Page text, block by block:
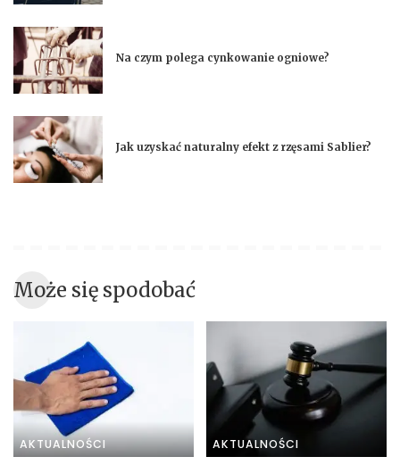
Na czym polega cynkowanie ogniowe?
Jak uzyskać naturalny efekt z rzęsami Sablier?
Może się spodobać
AKTUALNOŚCI AKTUALNOŚCI